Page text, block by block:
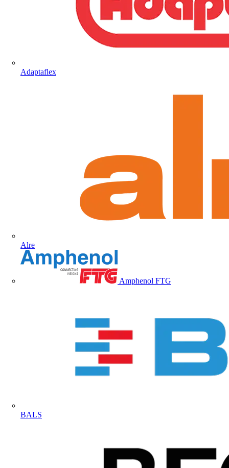
Adaptaflex
Alre
Amphenol FTG
BALS